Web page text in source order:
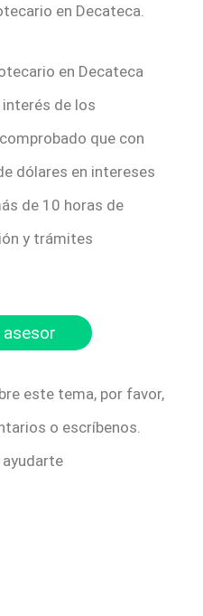
en Decateca.
en Decateca
de los
que con
dólares en intereses
de 10 horas de
y trámites
este tema, por favor,
o escríbenos.